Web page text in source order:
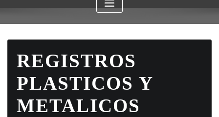
REGISTROS
PLASTICOS Y
METALICOS